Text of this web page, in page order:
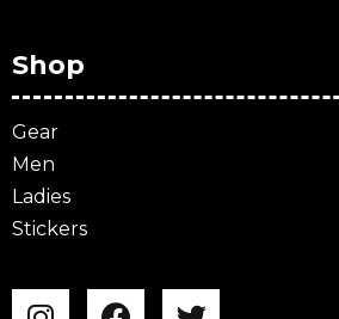
Shop
Gear
Men
Ladies
Stickers